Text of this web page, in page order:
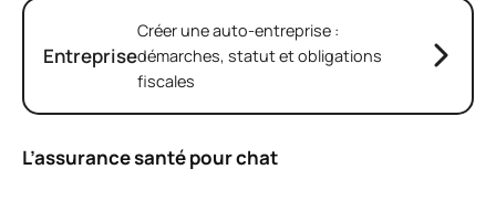
Entreprise
Créer une auto-entreprise :
démarches, statut et obligations
fiscales
L’assurance santé pour chat